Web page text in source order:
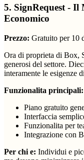
5. SignRequest -
Economico
Prezzo: Gratuito per 10
Ora di proprieta di Box,
generosi del settore.
interamente le esigenze
Funzionalita principali:
Piano gratuito
Interfaccia
Funzionalita per
Integrazione con
Per chi e: Individui e